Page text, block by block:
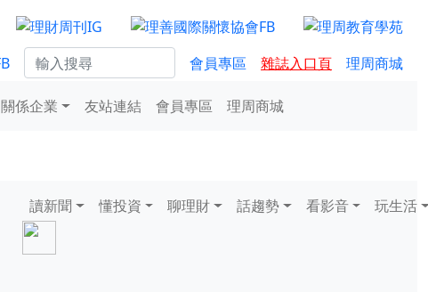
會員專區 雜誌入口頁 理周商城
關係企業 友站連結 會員專區 理周商城
讀新聞 懂投資 聊理財 話趨勢 看影音 玩生活